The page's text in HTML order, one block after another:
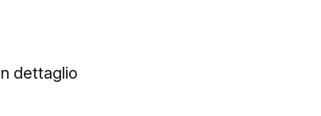
dettaglio